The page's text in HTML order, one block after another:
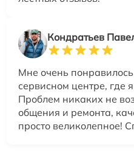
Кондратьев
Мне очень
сервисном центре, где
Проблем никаких не
общения и ремонта,
просто великолепное!